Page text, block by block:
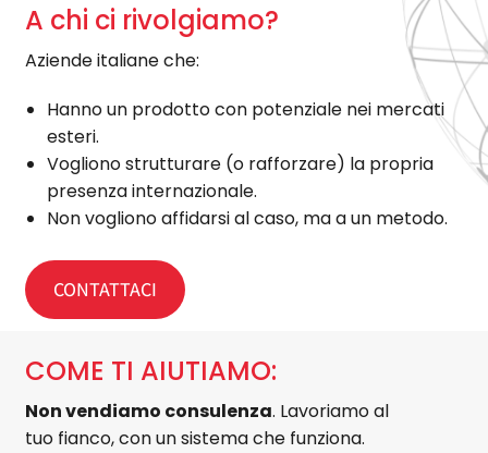
A chi ci rivolgiamo?
Aziende italiane che:
Hanno un prodotto con potenziale nei mercati
esteri.
Vogliono strutturare (o rafforzare) la propria
presenza internazionale.
Non vogliono affidarsi al caso, ma a un metodo.
CONTATTACI
COME TI AIUTIAMO:
Non vendiamo consulenza. Lavoriamo al
tuo fianco, con un sistema che funziona.